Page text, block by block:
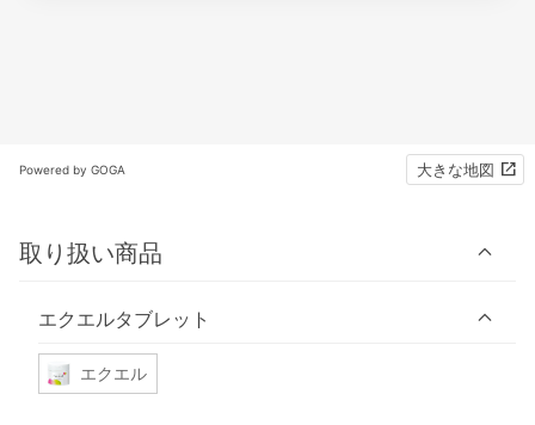
Powered by GOGA 大きな地図
取り扱い商品
エクエルタブレット
エクエル